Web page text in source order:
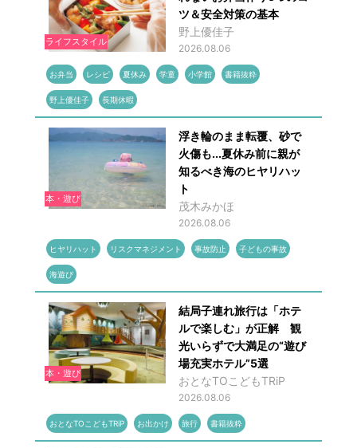
ライフスタイル
ツ＆安全対策の基本
野上優佳子
2026.08.06
お弁当 レシピ 夏休み 学童 小学館 書籍抜粋
野上優佳子 長期休暇
本・遊び
浮き輪のまま転覆、砂で
火傷も...夏休み前に親が
知るべき海のヒヤリハッ
ト
茂木みかほ
2026.08.06
ヒヤリハット リスクマネジメント 事故防止 子どもの事故
海遊び
本・遊び
結局子連れ旅行は「ホテ
ルで楽しむ」が正解 観
光いらずで大満足の“遊び
場充実ホテル”5選
おとなTOこどもTRiP
2026.08.06
おとなTOこどもTRiP お出かけ 旅行 書籍抜粋